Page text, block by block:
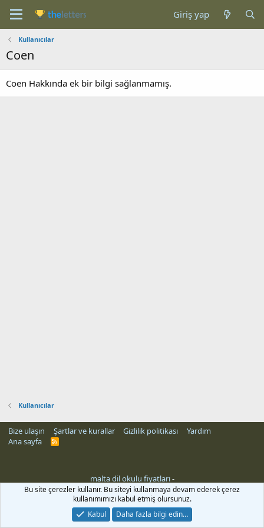
Giriş yap
Kullanıcılar
Coen
Coen Hakkında ek bir bilgi sağlanmamış.
Kullanıcılar
Bize ulaşın Şartlar ve kurallar Gizlilik politikası
Yardım
Ana sayfa
R
malta dil okulu fiyatları-
Bu site çerezler kullanır. Bu siteyi kullanmaya devam ederek çerez
kullanımımızı kabul etmiş olursunuz.
Kabul
Daha fazla bilgi edin…